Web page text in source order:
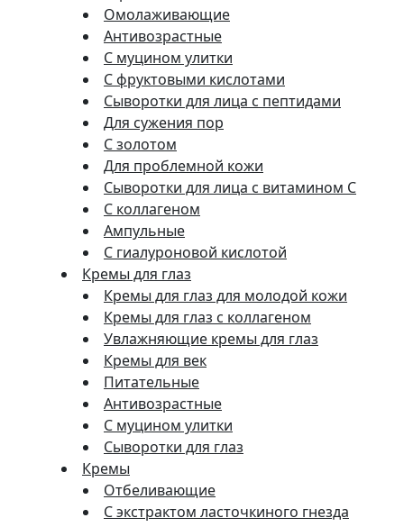
Омолаживающие
Антивозрастные
С муцином улитки
С фруктовыми кислотами
Сыворотки для лица с пептидами
Для сужения пор
С золотом
Для проблемной кожи
Сыворотки для лица с витамином C
С коллагеном
Ампульные
С гиалуроновой кислотой
Кремы для глаз
Кремы для глаз для молодой кожи
Кремы для глаз с коллагеном
Увлажняющие кремы для глаз
Кремы для век
Питательные
Антивозрастные
С муцином улитки
Сыворотки для глаз
Кремы
Отбеливающие
С экстрактом ласточкиного гнезда